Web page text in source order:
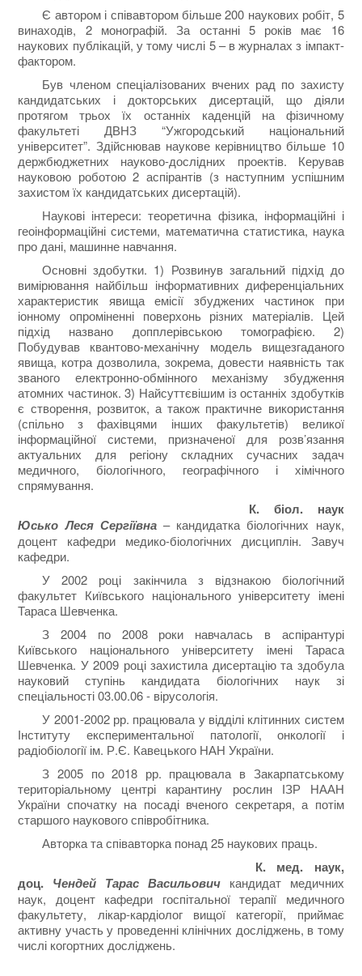
Є автором і співавтором більше 200 наукових робіт, 5
винаходів, 2 монографій. За останні 5 років має 16
наукових публікацій, у тому числі 5 – в журналах з імпакт-
фактором.
Був членом спеціалізованих вчених рад по захисту
кандидатських і докторських дисертацій, що діяли
протягом трьох їх останніх каденцій на фізичному
факультеті ДВНЗ “Ужгородський національний
університет”. Здійснював наукове керівництво більше 10
держбюджетних науково-дослідних проектів. Керував
науковою роботою 2 аспірантів (з наступним успішним
захистом їх кандидатських дисертацій).
Наукові інтереси: теоретична фізика, інформаційні і
геоінформаційні системи, математична статистика, наука
про дані, машинне навчання.
Основні здобутки. 1) Розвинув загальний підхід до
вимірювання найбільш інформативних диференціальних
характеристик явища емісії збуджених частинок при
іонному опроміненні поверхонь різних матеріалів. Цей
підхід названо допплерівською томографією. 2)
Побудував квантово-механічну модель вищезгаданого
явища, котра дозволила, зокрема, довести наявність так
званого електронно-обмінного механізму збудження
атомних частинок. 3) Найсуттєвішим із останніх здобутків
є створення, розвиток, а також практичне використання
(спільно з фахівцями інших факультетів) великої
інформаційної системи, призначеної для розв’язання
актуальних для регіону складних сучасних задач
медичного, біологічного, географічного і хімічного
спрямування.
К. біол. наук
Юсько Леся Сергіївна– кандидатка біологічних наук,
доцент кафедри медико-біологічних дисциплін. Завуч
кафедри.
У 2002 році закінчила з відзнакою біологічний
факультет Київського національного університету імені
Тараса Шевченка.
З 2004 по 2008 роки навчалась в аспірантурі
Київського національного університету імені Тараса
Шевченка. У 2009 році захистила дисертацію та здобула
науковий ступінь кандидата біологічних наук зі
спеціальності 03.00.06 - вірусологія.
У 2001-2002 рр. працювала у відділі клітинних систем
Інституту експериментальної патології, онкології і
радіобіології ім. Р.Є. Кавецького НАН України.
З 2005 по 2018 рр. працювала в Закарпатському
територіальному центрі карантину рослин ІЗР НААН
України спочатку на посаді вченого секретаря, а потім
старшого наукового співробітника.
Авторка та співавторка понад 25 наукових праць.
К. мед. наук,
доц. Чендей Тарас Васильовичкандидат медичних
наук, доцент кафедри госпітальної терапії медичного
факультету, лікар-кардіолог вищої категорії, приймає
активну участь у проведенні клінічних досліджень, в тому
числі когортних досліджень.